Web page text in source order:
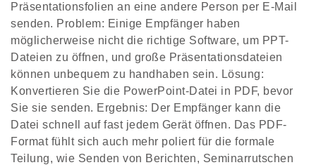
Präsentationsfolien an eine andere Person per E-Mail
senden. Problem: Einige Empfänger haben
möglicherweise nicht die richtige Software, um PPT-
Dateien zu öffnen, und große Präsentationsdateien
können unbequem zu handhaben sein. Lösung:
Konvertieren Sie die PowerPoint-Datei in PDF, bevor
Sie sie senden. Ergebnis: Der Empfänger kann die
Datei schnell auf fast jedem Gerät öffnen. Das PDF-
Format fühlt sich auch mehr poliert für die formale
Teilung, wie Senden von Berichten, Seminarrutschen